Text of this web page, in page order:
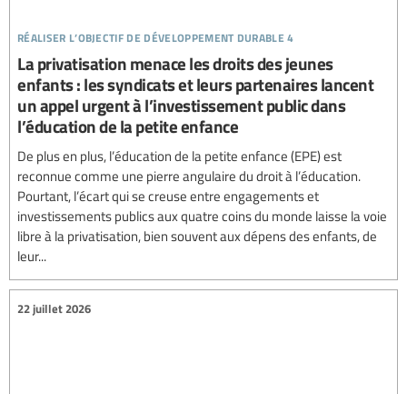
réaliser l’objectif de développement durable 4
La privatisation menace les droits des jeunes
enfants : les syndicats et leurs partenaires lancent
un appel urgent à l’investissement public dans
l’éducation de la petite enfance
De plus en plus, l’éducation de la petite enfance (EPE) est
reconnue comme une pierre angulaire du droit à l’éducation.
Pourtant, l’écart qui se creuse entre engagements et
investissements publics aux quatre coins du monde laisse la voie
libre à la privatisation, bien souvent aux dépens des enfants, de
leur...
22 juillet 2026